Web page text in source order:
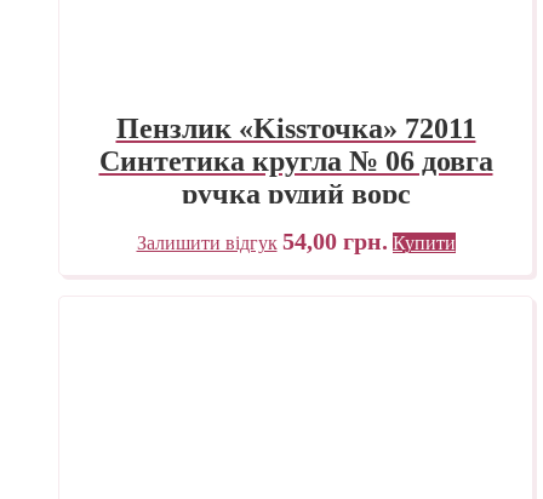
Пензлик «Kissточка» 72011
Синтетика кругла № 06 довга
ручка рудий ворс
Залишити відгук 54,00 грн. Купити